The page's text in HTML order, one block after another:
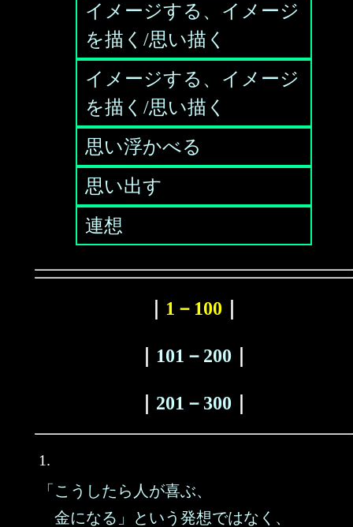
イメージする、イメージ
を描く/思い描く
イメージする、イメージ
を描く/思い描く
思い浮かべる
思い出す
連想
1－100
101－200
201－300
1.
「こうしたら人が喜ぶ、
金になる」という発想ではなく、